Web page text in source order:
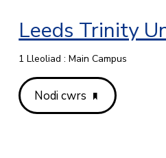
Leeds Trinity
1 Lleoliad : Main Campus
Nodi cwrs